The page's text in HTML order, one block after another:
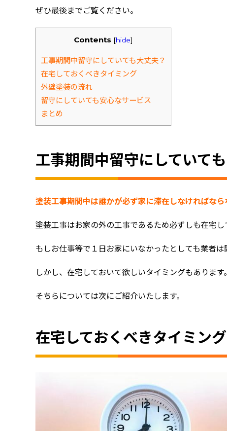
ぜひ最後までご覧ください。
Contents [hide]
工事期間中留守にしていても大丈夫？
在宅しておくべきタイミング
外壁塗装の流れ
留守にしていても安心なサービス
まとめ
工事期間中留守にしていて
塗装工事期間中は誰かが必ず家に滞在しなければなら
塗装工事はお家の外の工事であるため必ずしも在宅し
もしお仕事等で１日お家にいなかったとしても業者は
しかし、在宅しておいて欲しいタイミングもあります。
そちらについては次にご紹介いたします。
在宅しておくべきタイミング